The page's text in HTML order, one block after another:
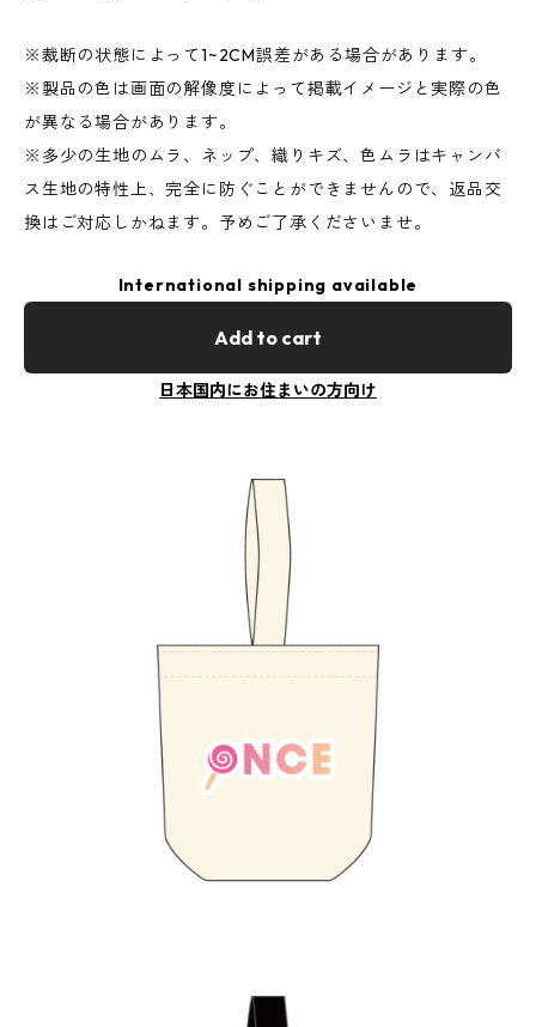
※裁断の状態によって1~2CM誤差がある場合があります。
※製品の色は画面の解像度によって掲載イメージと実際の色
が異なる場合があります。
※多少の生地のムラ、ネップ、織りキズ、色ムラはキャンバ
ス生地の特性上、完全に防ぐことができませんので、返品交
換はご対応しかねます。予めご了承くださいませ。
International shipping available
Add to cart
日本国内にお住まいの方向け